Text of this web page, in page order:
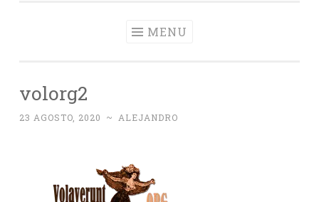
MENU
volorg2
23 AGOSTO, 2020 ~ ALEJANDRO